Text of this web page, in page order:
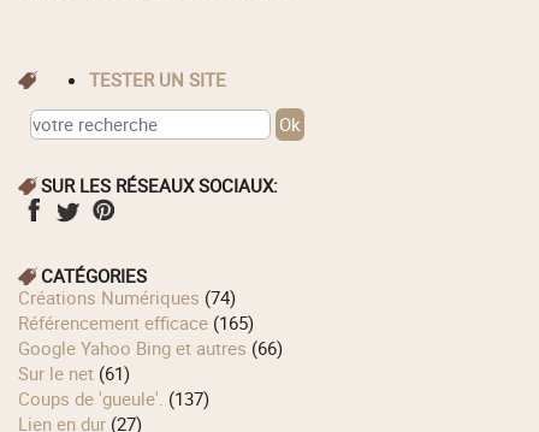
TESTER UN SITE
SUR LES RÉSEAUX SOCIAUX:
CATÉGORIES
Créations Numériques (74)
Référencement efficace (165)
Google Yahoo Bing et autres (66)
Sur le net (61)
Coups de 'gueule'. (137)
Lien en dur (27)